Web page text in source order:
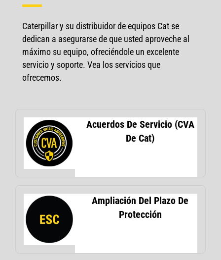
Caterpillar y su distribuidor de equipos Cat se
dedican a asegurarse de que usted aproveche al
máximo su equipo, ofreciéndole un excelente
servicio y soporte. Vea los servicios que
ofrecemos.
Acuerdos De Servicio (CVA
De Cat)
Ampliación Del Plazo De
Protección